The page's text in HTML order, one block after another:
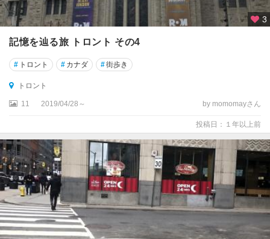
ワ
イ
ル
ト
ナ
モ
ニ
ュ
ー
フ
ァ
ン
ド
3
記憶を辿る旅 トロント その4
# トロント # カナダ #街歩き
トロント
11 2019/04/28～ by momomayさん
投稿日：１年以上前